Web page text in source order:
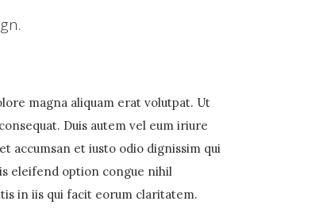
magna aliquam erat volutpat. Ut
Duis autem vel eum iriure
accumsan et iusto odio dignissim qui
eleifend option congue nihil
in iis qui facit eorum claritatem.